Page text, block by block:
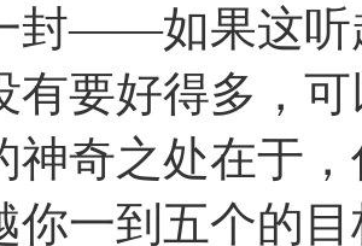
封——如果这听
有要好得多，
神奇之处在于
你一到五个的